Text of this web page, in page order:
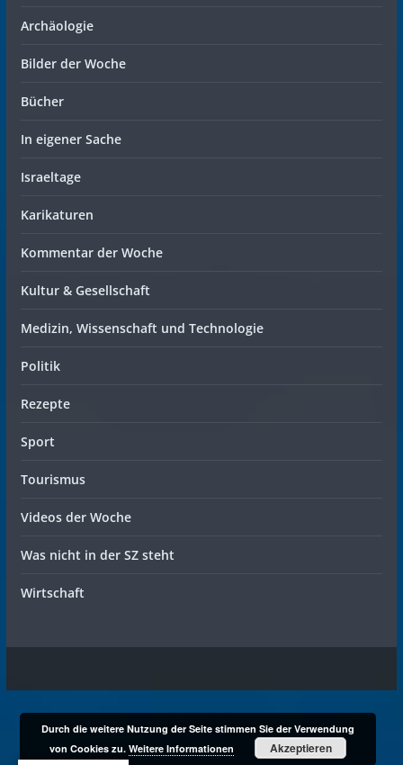
Archäologie
Bilder der Woche
Bücher
In eigener Sache
Israeltage
Karikaturen
Kommentar der Woche
Kultur & Gesellschaft
Medizin, Wissenschaft und Technologie
Politik
Rezepte
Sport
Tourismus
Videos der Woche
Was nicht in der SZ steht
Wirtschaft
Durch die weitere Nutzung der Seite stimmen Sie der Verwendung
von Cookies zu.Weitere Informationen Akzeptieren